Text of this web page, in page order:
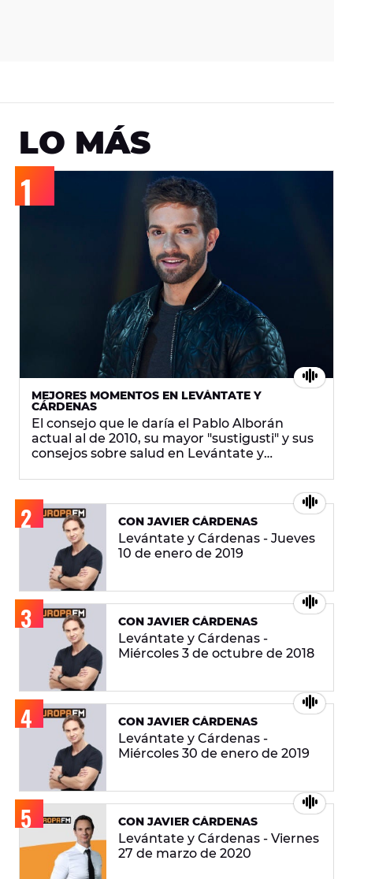
LO MÁS
MEJORES MOMENTOS EN LEVÁNTATE Y
CÁRDENAS
El consejo que le daría el Pablo Alborán
actual al de 2010, su mayor "sustigusti" y sus
consejos sobre salud en Levántate y
CON JAVIER CÁRDENAS
Levántate y Cárdenas - Jueves
10 de enero de 2019
CON JAVIER CÁRDENAS
Levántate y Cárdenas -
Miércoles 3 de octubre de 2018
CON JAVIER CÁRDENAS
Levántate y Cárdenas -
Miércoles 30 de enero de 2019
CON JAVIER CÁRDENAS
Levántate y Cárdenas - Viernes
27 de marzo de 2020